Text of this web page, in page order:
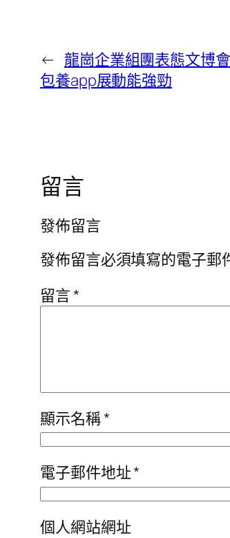
← 龍崗企業組團表態文博
包養app展動能強勁
留言
發佈留言
發佈留言必須填寫的電子郵
留言*
顯示名稱*
電子郵件地址*
個人網站網址